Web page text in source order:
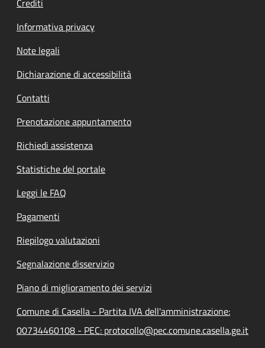
Crediti
Informativa privacy
Note legali
Dichiarazione di accessibilità
Contatti
Prenotazione appuntamento
Richiedi assistenza
Statistiche del portale
Leggi le FAQ
Pagamenti
Riepilogo valutazioni
Segnalazione disservizio
Piano di miglioramento dei servizi
Comune di Casella - Partita IVA dell'amministrazione:
00734460108 - PEC: protocollo@pec.comune.casella.ge.it